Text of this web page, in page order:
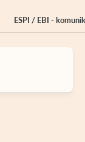
ESPI / EBI -